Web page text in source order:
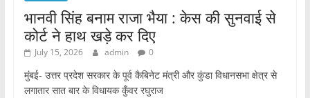
भानवी सिंह बनाम राजा भैया : केस की सुनवाई से
कोर्ट ने हाथ खड़े कर दिए
July 15, 2026 admin 0
मुंबई- उत्तर प्रदेश सरकार के पूर्व कैबिनेट मंत्री और कुंडा विधानसभा क्षेत्र से
लगातार सात बार के विधायक कुँवर रघुराज